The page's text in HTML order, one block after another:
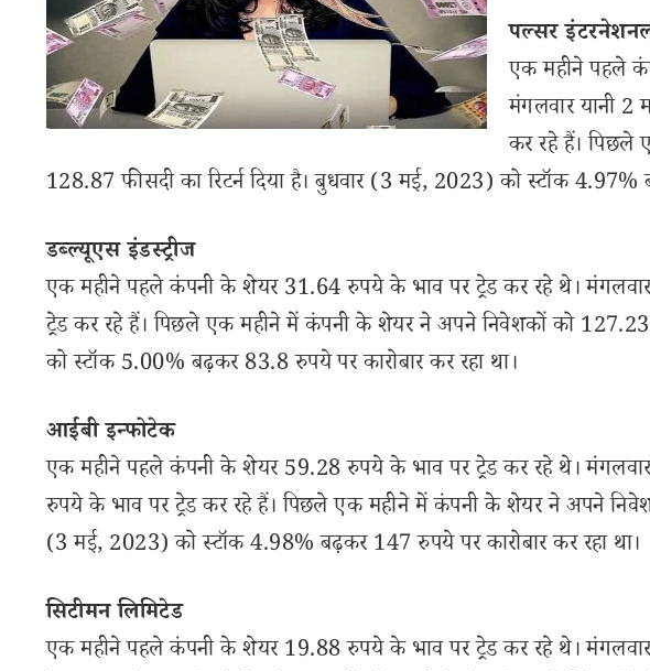
पल्सर
एक महीने पहले
मंगलवार यानी
कर रहे हैं।
128.87 फीसदी का रिटर्न दिया है। बुधवार (3 मई, 2023) को स्टॉक 4.97%
डब्ल्यूएस इंडस्ट्रीज
एक महीने पहले कंपनी के शेयर 31.64 रुपये के भाव पर ट्रेड कर रहे थे।
ट्रेड कर रहे हैं। पिछले एक महीने में कंपनी के शेयर ने अपने निवेशकों को 127.23
को स्टॉक 5.00% बढ़कर 83.8 रुपये पर कारोबार कर रहा था।
आईबी इन्फोटेक
एक महीने पहले कंपनी के शेयर 59.28 रुपये के भाव पर ट्रेड कर रहे थे।
रुपये के भाव पर ट्रेड कर रहे हैं। पिछले एक महीने में कंपनी के शेयर ने अपने
(3 मई, 2023) को स्टॉक 4.98% बढ़कर 147 रुपये पर कारोबार कर रहा था।
सिटीमन लिमिटेड
एक महीने पहले कंपनी के शेयर 19.88 रुपये के भाव पर ट्रेड कर रहे थे।